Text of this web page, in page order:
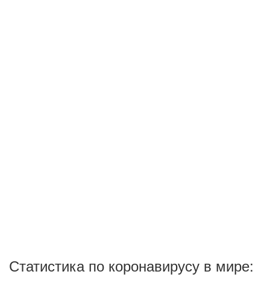
Статистика по коронавирусу в мире: